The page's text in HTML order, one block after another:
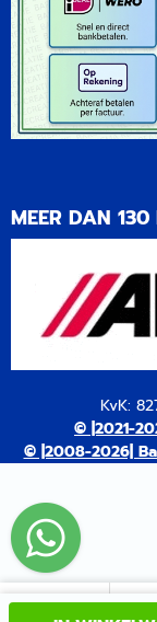
MEER DAN 130
KvK:
© |2021-
© |2008-2026|